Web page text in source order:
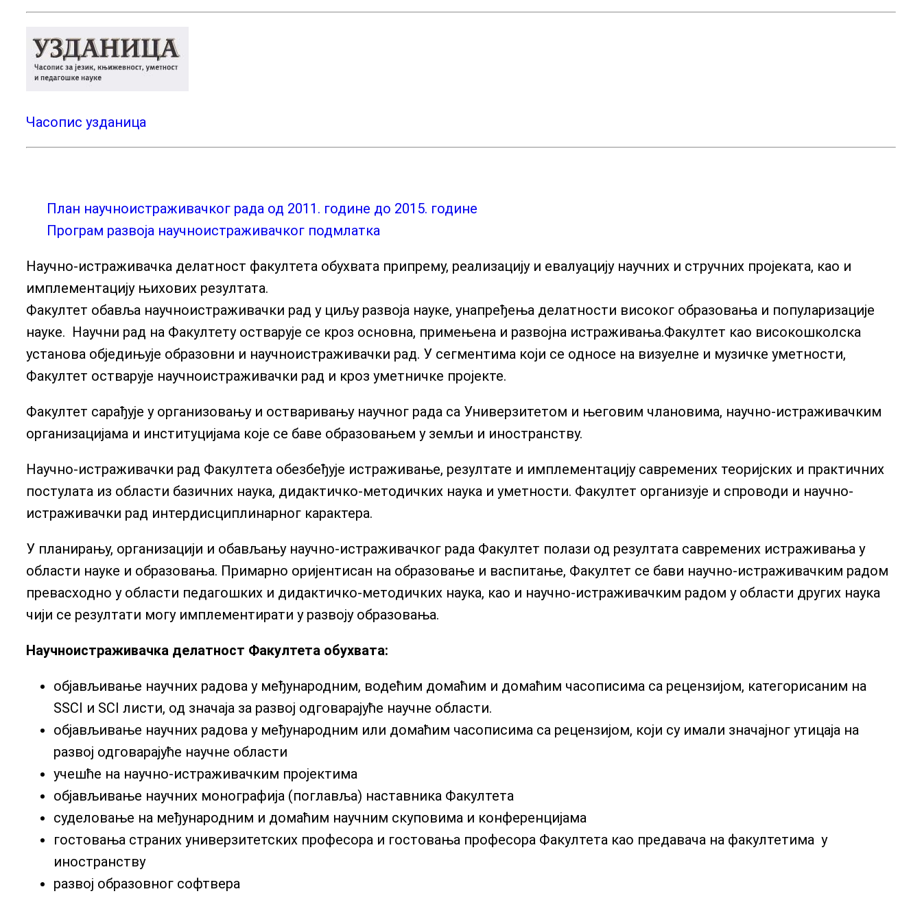
Часопис узданица
План научноистраживачког рада од 2011. године до 2015. године
Програм развоја научноистраживачког подмлатка
Научно-истраживачка делатност факултета обухвата припрему, реализацију и евалуацију научних и стручних пројеката, као и
имплементацију њихових резултата.
Факултет обавља научноистраживачки рад у циљу развоја науке, унапређења делатности високог образовања и популаризације
науке. Научни рад на Факултету остварује се кроз основна, примењена и развојна истраживања.Факултет као високошколска
установа обједињује образовни и научноистраживачки рад. У сегментима који се односе на визуелне и музичке уметности,
Факултет остварује научноистраживачки рад и кроз уметничке пројекте.
Факултет сарађује у организовању и остваривању научног рада са Универзитетом и његовим члановима, научно-истраживачким
организацијама и институцијама које се баве образовањем у земљи и иностранству.
Научно-истраживачки рад Факултета обезбеђује истраживање, резултате и имплементацију савремених теоријских и практичних
постулата из области базичних наука, дидактичко-методичких наука и уметности. Факултет организује и спроводи и научно-
истраживачки рад интердисциплинарног карактера.
У планирању, организацији и обављању научно-истраживачког рада Факултет полази од резултата савремених истраживања у
области науке и образовања. Примарно оријентисан на образовање и васпитање, Факултет се бави научно-истраживачким радом
превасходно у области педагошких и дидактичко-методичких наука, као и научно-истраживачким радом у области других наука
чији се резултати могу имплементирати у развоју образовања.
Научноистраживачка делатност Факултета обухвата:
објављивање научних радова у међународним, водећим домаћим и домаћим часописима са рецензијом, категорисаним на
SSCI и SCI листи, од значаја за развој одговарајуће научне области.
објављивање научних радова у међународним или домаћим часописима са рецензијом, који су имали значајног утицаја на
развој одговарајуће научне области
учешће на научно-истраживачким пројектима
објављивање научних монографија (поглавља) наставника Факултета
суделовање на међународним и домаћим научним скуповима и конференцијама
гостовања страних универзитетских професора и гостовања професора Факултета као предавача на факултетима у
иностранству
развој образовног софтвера